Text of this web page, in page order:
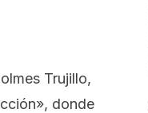
Trujillo,
donde